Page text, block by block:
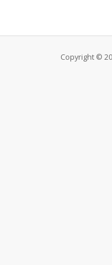
Copyright ©